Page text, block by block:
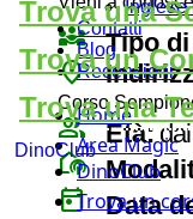
Inglese
Contatti
Blog
Recensioni
Home
Area Magic
DinoClub
Trova un
Trova una
Trova un
Trova una
DinoClub
diversity_3 Tipo
place
Corso
group Età:
broadcast_on_personal
today Data